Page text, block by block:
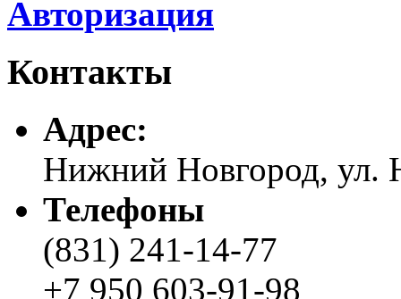
Авторизация
Контакты
Адреc:
Нижний Новгород, ул.
Телефоны
(831) 241-14-77
+7 950 603-91-98